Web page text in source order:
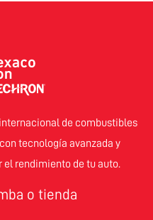
de combustibles
tecnología avanzada y
el rendimiento de tu auto.
o tienda